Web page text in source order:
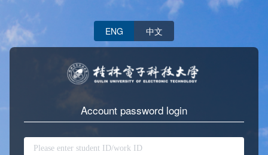
ENG 中文
Account password login